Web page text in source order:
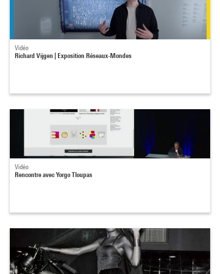
Vidéo
Richard Vijgen | Exposition Réseaux-Mondes
Vidéo
Rencontre avec Yorgo Tloupas